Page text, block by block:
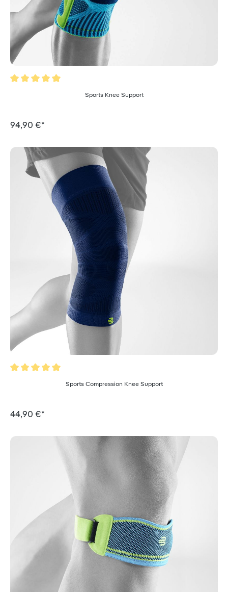
Valutazione media di 5 su 5 stelle
Sports Knee Support
94,90 €*
Valutazione media di 5 su 5 stelle
Sports Compression Knee Support
44,90 €*